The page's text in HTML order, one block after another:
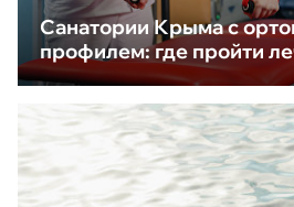
Санатории Крыма с
профилем: где пройти